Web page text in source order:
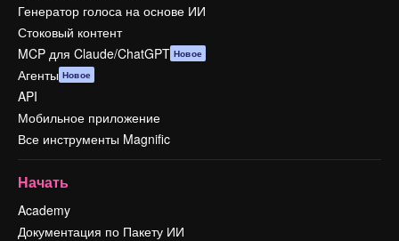
Генератор голоса на основе ИИ
Стоковый контент
MCP для Claude/ChatGPT Новое
Агенты Новое
API
Мобильное приложение
Все инструменты Magnific
Начать
Academy
Документация по Пакету ИИ